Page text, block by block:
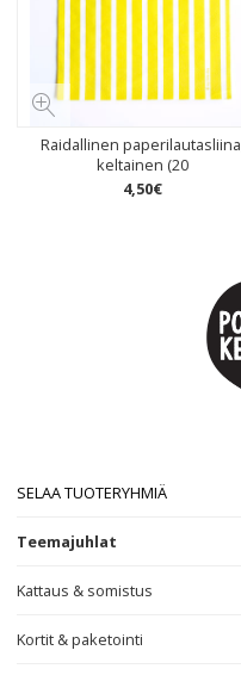
Raidallinen paperilautasliina,
keltainen (20
4,50€
SELAA TUOTERYHMIÄ
Teemajuhlat
Kattaus & somistus
Kortit & paketointi